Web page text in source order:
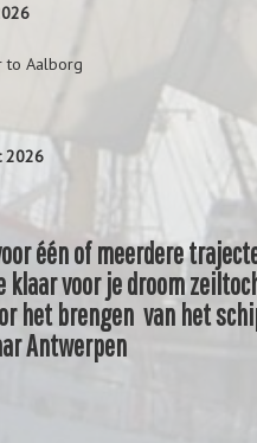
to Aalborg
2026
één of meerdere
klaar voor je droom
het brengen van het
Antwerpen